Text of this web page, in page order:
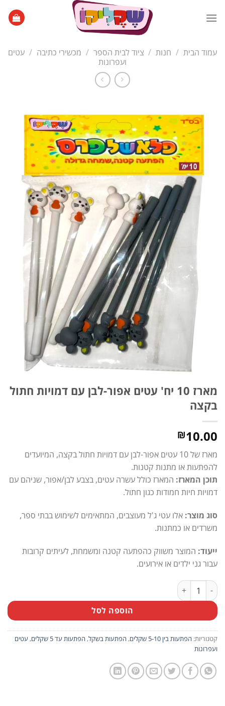
עמוד הבית / חנות / ציוד לבית הספר / מכשירי כתיבה / עטים
ועפרונות
מארז 10 יח' עטים אפור-לבן עם דמויות חתול
בקצה
₪10.00
מארז של 10 עטים אפור-לבן עם דמויות חתול בקצה, המיועדים
להפתעות או מתנות קטנות.
תוכן המארז: המארז כולל עשרה עטים, בצבע לבן/אפור, שניהם עם
דמויות חיות חמודות כגון חתול.
סוג מוצר: אלו עטי ג'ל מעוצבים, המתאימים לשימוש בבתי ספר,
משרדים או כמתנות.
ייעוד: המוצר משווק כהפתעה קטנה ומשמחת, לעיתים קרובות
עבור גני ילדים או אירועים.
כמות של מארז 10 יח' עטים אפור-לבן עם דמויות חתול בקצה
הוספה לסל
קטגוריות: הפתעות בין 5-10 שקלים , הפתעות בשקל, הפתעות עד 5 שקלים , עטים
ועפרונות